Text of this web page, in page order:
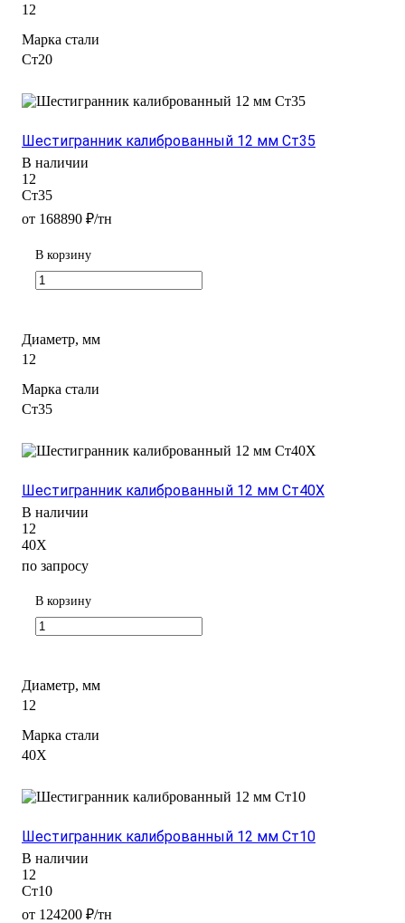
12
Марка стали
Ст20
Шестигранник калиброванный 12 мм Ст35
В наличии
12
Ст35
от 168890 ₽/тн
В корзину
Диаметр, мм
12
Марка стали
Ст35
Шестигранник калиброванный 12 мм Ст40Х
В наличии
12
40Х
по запросу
В корзину
Диаметр, мм
12
Марка стали
40Х
Шестигранник калиброванный 12 мм Ст10
В наличии
12
Ст10
от 124200 ₽/тн